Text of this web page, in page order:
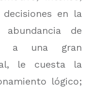
en la
de
a una gran
le cuesta la
lógico;